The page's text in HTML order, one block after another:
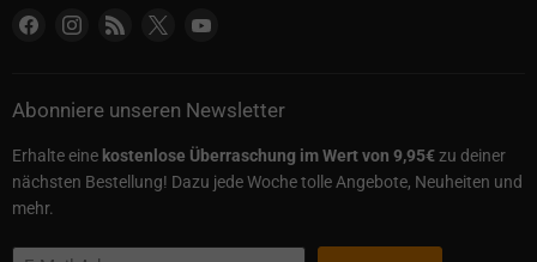
Finden Sie uns auf Facebook
Finden Sie uns auf Instagram
Finden Sie uns auf RSS
Finden Sie uns auf X
Abonniere unseren Newsletter
Erhalte eine kostenlose Überraschung im Wert von 9,95€zu deiner
nächsten Bestellung! Dazu jede Woche tolle Angebote, Neuheiten und
mehr.